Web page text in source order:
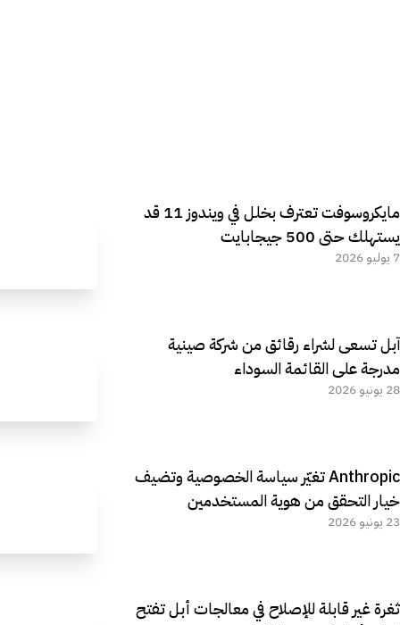
مايكروسوفت تعترف بخلل في ويندوز 11 قد
يستهلك حتى 500 جيجابايت
7 يوليو 2026
آبل تسعى لشراء رقائق من شركة صينية
مدرجة على القائمة السوداء
28 يونيو 2026
Anthropic تغيّر سياسة الخصوصية وتضيف
خيار التحقق من هوية المستخدمين
23 يونيو 2026
ثغرة غير قابلة للإصلاح في معالجات أبل تفتح